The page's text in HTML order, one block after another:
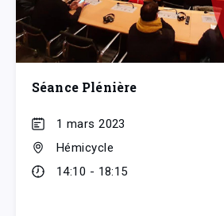
Séance Plénière
1 mars 2023
Hémicycle
14:10 - 18:15